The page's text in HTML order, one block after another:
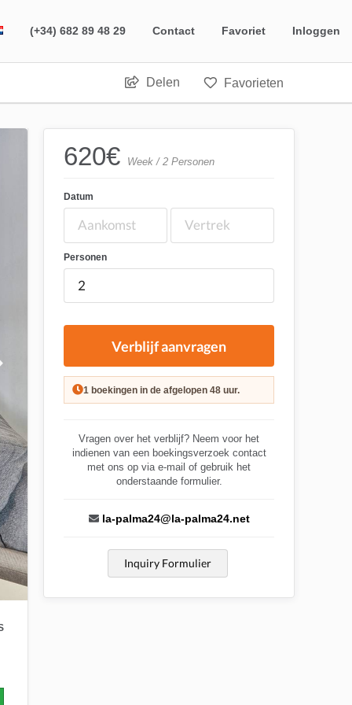
(+34) 682 89 48 29 Contact Favoriet Inloggen
Delen Favorieten
620€ Week / 2 Personen
Datum
Personen
Verblijf aanvragen
1 boekingen in de afgelopen 48 uur.
Vragen over het verblijf? Neem voor het
indienen van een boekingsverzoek contact
met ons op via e-mail of gebruik het
onderstaande formulier.
la-palma24@la-palma24.net
Inquiry Formulier